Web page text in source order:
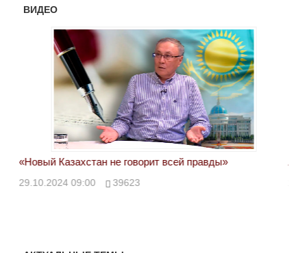
ВИДЕО
«Новый Казахстан не говорит всей правды»
29.10.2024 09:00 39623